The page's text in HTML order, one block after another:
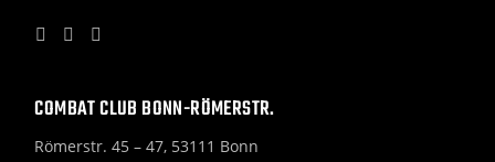
COMBAT CLUB BONN-RÖMERSTR.
Römerstr. 45 – 47, 53111 Bonn